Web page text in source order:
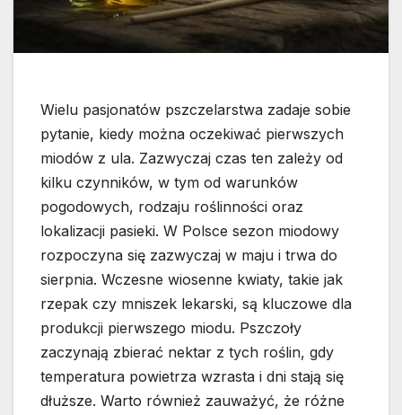
Wielu pasjonatów pszczelarstwa zadaje sobie
pytanie, kiedy można oczekiwać pierwszych
miodów z ula. Zazwyczaj czas ten zależy od
kilku czynników, w tym od warunków
pogodowych, rodzaju roślinności oraz
lokalizacji pasieki. W Polsce sezon miodowy
rozpoczyna się zazwyczaj w maju i trwa do
sierpnia. Wczesne wiosenne kwiaty, takie jak
rzepak czy mniszek lekarski, są kluczowe dla
produkcji pierwszego miodu. Pszczoły
zaczynają zbierać nektar z tych roślin, gdy
temperatura powietrza wzrasta i dni stają się
dłuższe. Warto również zauważyć, że różne